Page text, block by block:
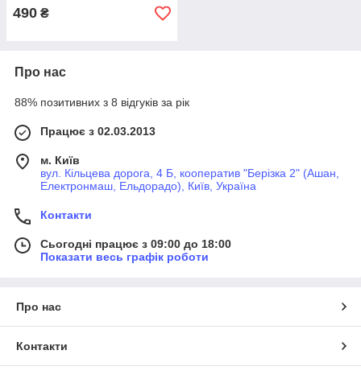
490 ₴
Про нас
88% позитивних з 8 відгуків за рік
Працює з 02.03.2013
м. Київ
вул. Кільцева дорога, 4 Б, кооператив "Берізка 2" (Ашан,
Електронмаш, Ельдорадо), Київ, Україна
Контакти
Сьогодні працює з 09:00 до 18:00
Показати весь графік роботи
Про нас
Контакти